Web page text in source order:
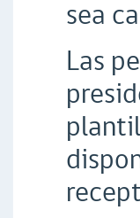
sea
Las